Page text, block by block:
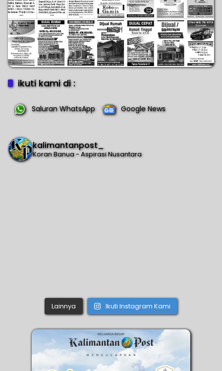
ikuti kami di :
Saluran WhatsApp Google News
kalimantanpost_
Koran Banua - Aspirasi Nusantara
Lainnya Ikuti Instagram Kami